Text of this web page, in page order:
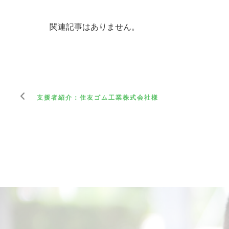
関連記事はありません。
支援者紹介：住友ゴム工業株式会社様